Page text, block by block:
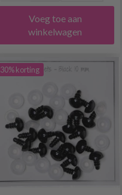
Voeg toe aan
winkelwagen
30% korting